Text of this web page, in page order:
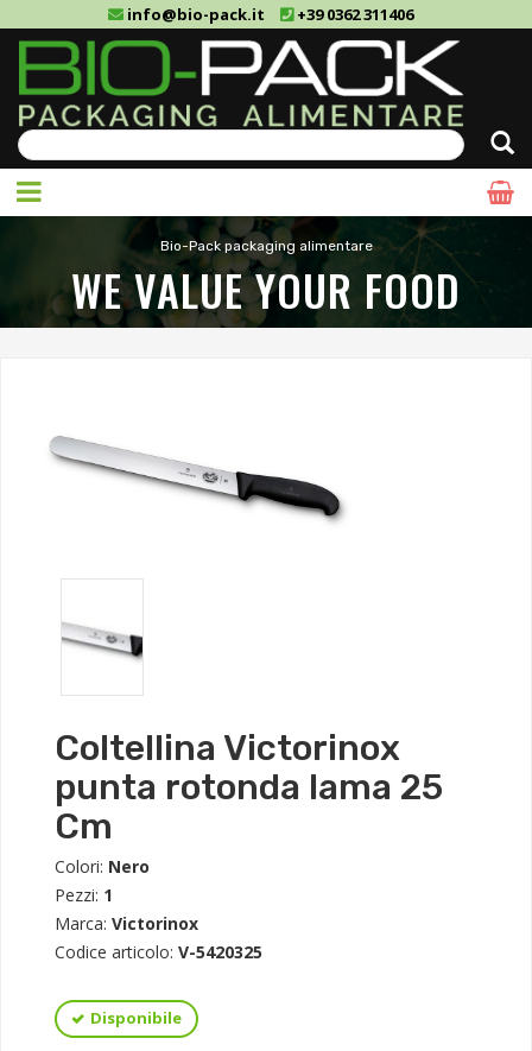
info@bio-pack.it +39 0362 311406
Bio-Pack packaging alimentare
WE VALUE YOUR FOOD
Coltellina Victorinox
punta rotonda lama 25
Cm
Colori: Nero
Pezzi: 1
Marca: Victorinox
Codice articolo: V-5420325
Disponibile